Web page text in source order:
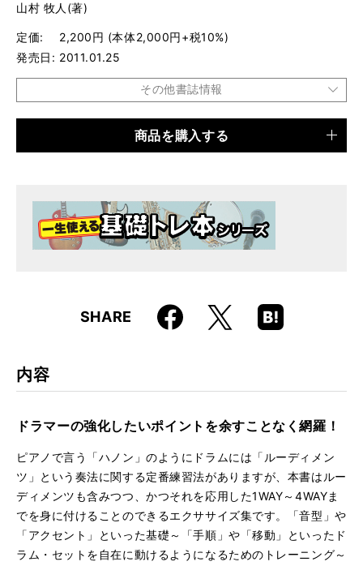
山村 牧人(著)
定価
2,200円 (本体2,000円+税10%)
発売日
2011.01.25
その他書誌情報
商品を購入する
SHARE Faceboo
k
X
Hatena
Boo
内容
ドラマーの強化したいポイントを余すことなく網羅！
ピアノで言う「ハノン」のようにドラムには「ルーディメン
ツ」という奏法に関する定番練習法がありますが、本書はルー
ディメンツも含みつつ、かつそれを応用した1WAY～4WAYま
でを身に付けることのできるエクササイズ集です。「音型」や
「アクセント」といった基礎～「手順」や「移動」といったド
ラム・セットを自在に動けるようになるためのトレーニング～